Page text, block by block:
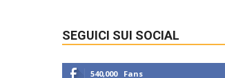
SEGUICI SUI SOCIAL
540,000 Fans